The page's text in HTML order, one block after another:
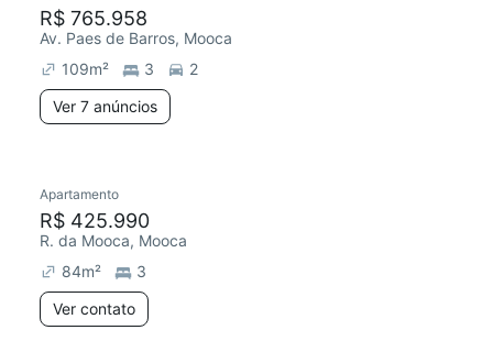
R$ 765.958
Av. Paes de Barros, Mooca
109m² 3
2
Ver 7 anúncios
Chegou este mês
Apartamento
R$ 425.990
R. da Mooca, Mooca
84m²
3
Ver contato